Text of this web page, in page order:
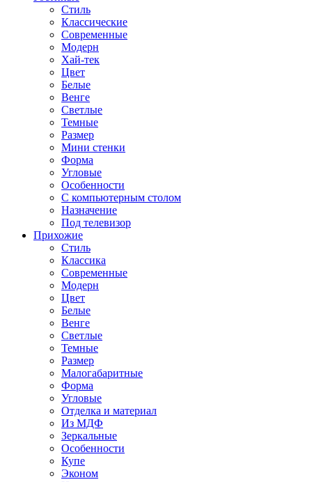
Стиль
Классические
Современные
Модерн
Хай-тек
Цвет
Белые
Венге
Светлые
Темные
Размер
Мини стенки
Форма
Угловые
Особенности
С компьютерным столом
Назначение
Под телевизор
Прихожие
Стиль
Классика
Современные
Модерн
Цвет
Белые
Венге
Светлые
Темные
Размер
Малогабаритные
Форма
Угловые
Отделка и материал
Из МДФ
Зеркальные
Особенности
Купе
Эконом